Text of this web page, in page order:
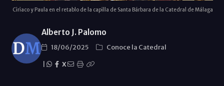
Ciriaco y Paula en el retablo de la capilla de Santa Bárbara de la Catedral de Málaga
Alberto J. Palomo
18/06/2025
Conoce la Catedral
X